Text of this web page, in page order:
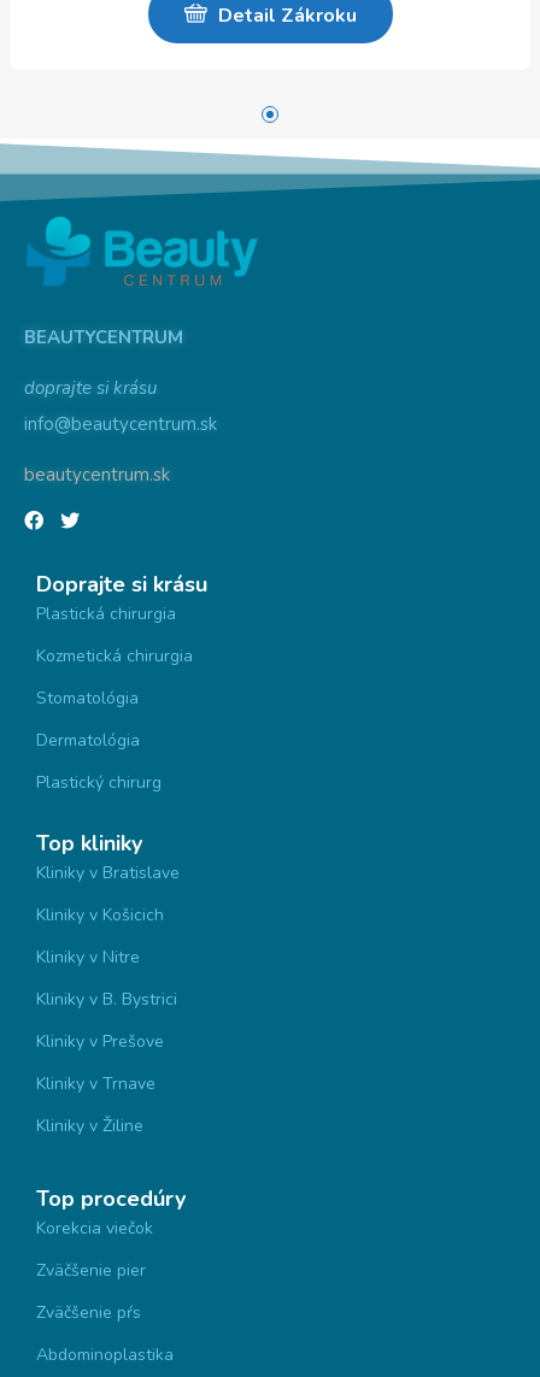
Detail Zákroku
BEAUTYCENTRUM
doprajte si krásu
info@beautycentrum.sk
beautycentrum.sk
Doprajte si krásu
Plastická chirurgia
Kozmetická chirurgia
Stomatológia
Dermatológia
Plastický chirurg
Top kliniky
Kliniky v Bratislave
Kliniky v Košicich
Kliniky v Nitre
Kliniky v B. Bystrici
Kliniky v Prešove
Kliniky v Trnave
Kliniky v Žiline
Top procedúry
Korekcia viečok
Zväčšenie pier
Zväčšenie pŕs
Abdominoplastika